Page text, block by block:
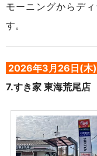
モーニングからデ
す。
2026年3月26日(木
7.すき家 東海荒尾店